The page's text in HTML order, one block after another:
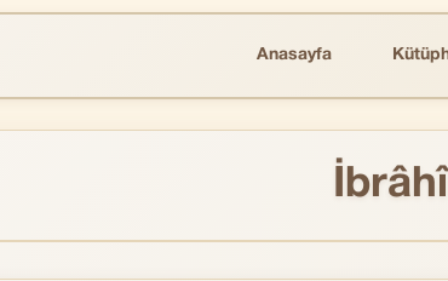
Anasayfa